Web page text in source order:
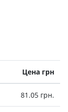
Цена грн
81.05 грн.